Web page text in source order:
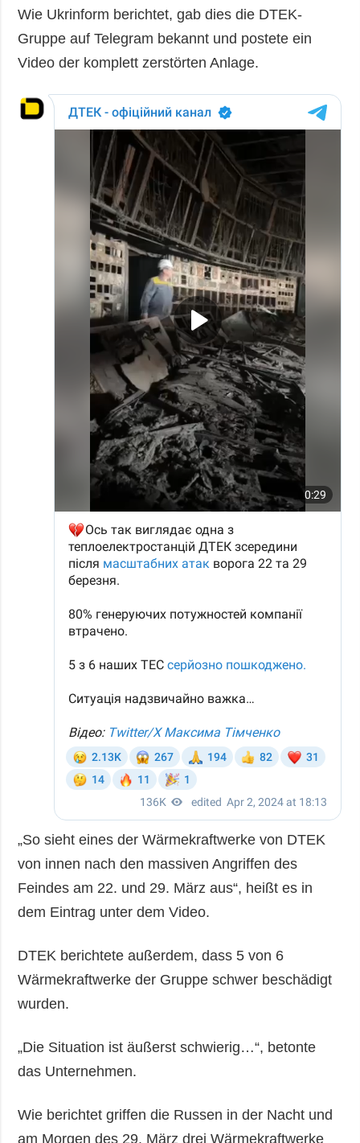
Wie Ukrinform berichtet, gab dies die DTEK-
Gruppe auf Telegram bekannt und postete ein
Video der komplett zerstörten Anlage.
„So sieht eines der Wärmekraftwerke von DTEK
von innen nach den massiven Angriffen des
Feindes am 22. und 29. März aus“, heißt es in
dem Eintrag unter dem Video.
DTEK berichtete außerdem, dass 5 von 6
Wärmekraftwerke der Gruppe schwer beschädigt
wurden.
„Die Situation ist äußerst schwierig…“, betonte
das Unternehmen.
Wie berichtet griffen die Russen in der Nacht und
am Morgen des 29. März drei Wärmekraftwerke